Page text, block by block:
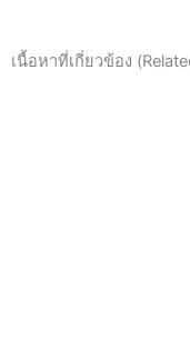
เนื้อหาที่เกี่ยวข้อง